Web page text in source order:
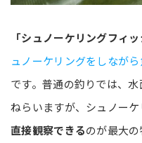
「シュノーケリングフィッ
ュノーケリングをしなが
です。普通の釣りでは、
ねらいますが、シュノー
直接観察できるのが最大の